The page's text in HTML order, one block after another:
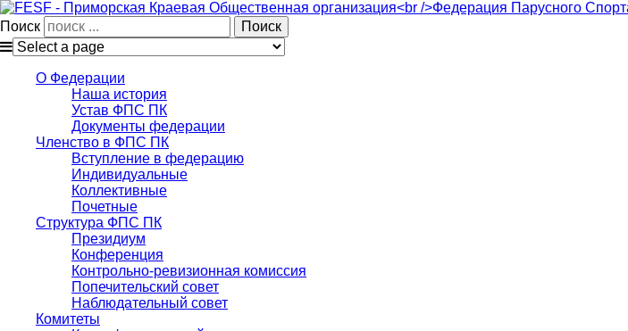
Поиск
О Федерации
Наша история
Устав ФПС ПК
Документы федерации
Членство в ФПС ПК
Вступление в федерацию
Индивидуальные
Коллективные
Почетные
Структура ФПС ПК
Президиум
Конференция
Контрольно-ревизионная комиссия
Попечительский совет
Наблюдательный совет
Комитеты